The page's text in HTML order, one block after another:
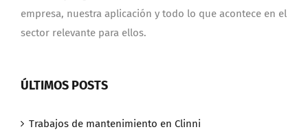
empresa, nuestra aplicación y todo lo que acontece en el
sector relevante para ellos.
ÚLTIMOS POSTS
Trabajos de mantenimiento en Clinni